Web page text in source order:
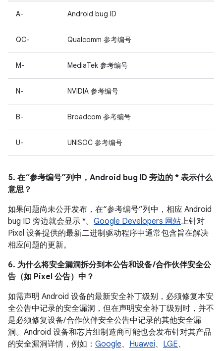
A- Android bug ID
QC- Qualcomm 参考编号
M- MediaTek 参考编号
N- NVIDIA 参考编号
B- Broadcom 参考编号
U- UNISOC 参考编号
5. 在“参考编号”列中，Android bug ID 旁边的 * 表示什么
意思？
如果问题尚未公开发布，在“参考编号”列中，相应 Android
bug ID 旁边就会显示 *。 Google Developers 网站上针对
Pixel 设备提供的最新二进制驱动程序中通常包含旨在解决
相应问题的更新。
6. 为什么将安全漏洞拆分到本公告和设备 /合作伙伴安全公
告（如 Pixel 公告）中？
如需声明 Android 设备的最新安全补丁级别，必须修复本安
全公告中记录的安全漏洞，但在声明安全补丁级别时，并不
是必须修复设备/ 合作伙伴安全公告中记录的其他安全漏
洞。Android 设备和芯片组制造商可能也会发布针对其产品
的安全漏洞详情，例如： Google、 Huawei、 LGE、